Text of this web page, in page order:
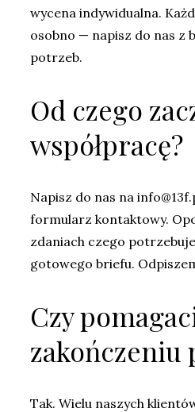
wycena indywidualna.
osobno — napisz do nas z
potrzeb.
Od czego
współpracę?
Napisz do nas na
formularz kontaktowy.
zdaniach czego
gotowego briefu.
Czy
zakończeniu
Tak. Wielu naszych